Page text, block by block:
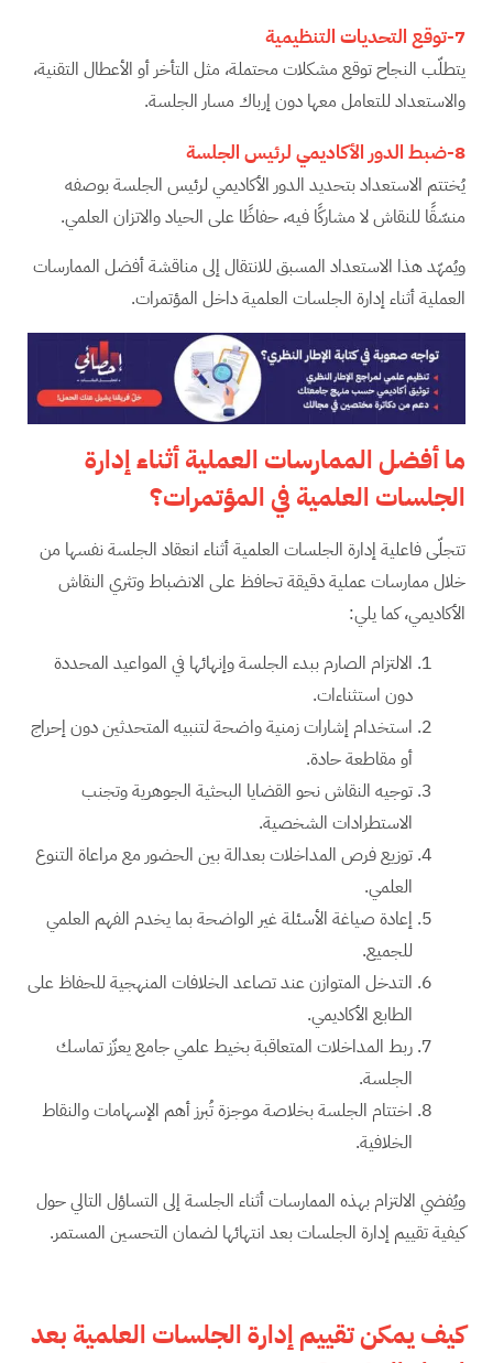
7-توقع التحديات التنظيمية
يتطلّب النجاح توقع مشكلات محتملة، مثل التأخر أو الأعطال التقنية،
والاستعداد للتعامل معها دون إرباك مسار الجلسة.
8-ضبط الدور الأكاديمي لرئيس الجلسة
يُختتم الاستعداد بتحديد الدور الأكاديمي لرئيس الجلسة بوصفه
منسّقًا للنقاش لا مشاركًا فيه، حفاظًا على الحياد والاتزان العلمي.
ويُمهّد هذا الاستعداد المسبق للانتقال إلى مناقشة أفضل الممارسات
العملية أثناء إدارة الجلسات العلمية داخل المؤتمرات.
ما أفضل الممارسات العملية أثناء إدارة
الجلسات العلمية في المؤتمرات؟
تتجلّى فاعلية إدارة الجلسات العلمية أثناء انعقاد الجلسة نفسها من
خلال ممارسات عملية دقيقة تحافظ على الانضباط وتثري النقاش
الأكاديمي، كما يلي:
الالتزام الصارم ببدء الجلسة وإنهائها في المواعيد المحددة
دون استثناءات.
استخدام إشارات زمنية واضحة لتنبيه المتحدثين دون إحراج
أو مقاطعة حادة.
توجيه النقاش نحو القضايا البحثية الجوهرية وتجنب
الاستطرادات الشخصية.
توزيع فرص المداخلات بعدالة بين الحضور مع مراعاة التنوع
العلمي.
إعادة صياغة الأسئلة غير الواضحة بما يخدم الفهم العلمي
للجميع.
التدخل المتوازن عند تصاعد الخلافات المنهجية للحفاظ على
الطابع الأكاديمي.
ربط المداخلات المتعاقبة بخيط علمي جامع يعزّز تماسك
الجلسة.
اختتام الجلسة بخلاصة موجزة تُبرز أهم الإسهامات والنقاط
الخلافية.
ويُفضي الالتزام بهذه الممارسات أثناء الجلسة إلى التساؤل التالي حول
كيفية تقييم إدارة الجلسات بعد انتهائها لضمان التحسين المستمر.
كيف يمكن تقييم إدارة الجلسات العلمية بعد